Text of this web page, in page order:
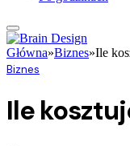
Główna»Biznes»Ile
Biznes
Ile